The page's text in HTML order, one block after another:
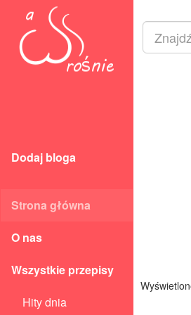
Dodaj bloga
Strona główna
O nas
Wszystkie przepisy
Hity dnia